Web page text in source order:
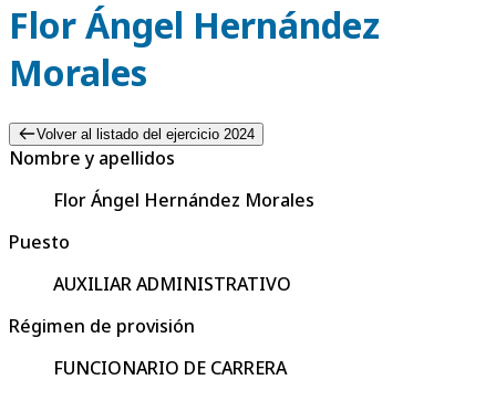
Flor Ángel Hernández
Morales
Volver al listado del ejercicio 2024
Nombre y apellidos
Flor Ángel Hernández Morales
Puesto
AUXILIAR ADMINISTRATIVO
Régimen de provisión
FUNCIONARIO DE CARRERA